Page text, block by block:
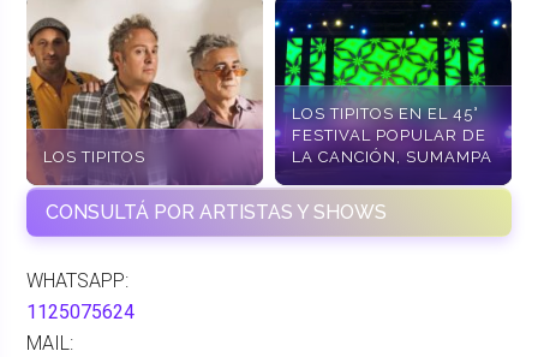
LOS TIPITOS
LOS TIPITOS EN EL 45°
FESTIVAL POPULAR DE
LA CANCIÓN, SUMAMPA
CONSULTÁ POR ARTISTAS Y SHOWS
WHATSAPP:
1125075624
MAIL: